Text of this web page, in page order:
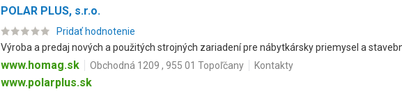
POLAR PLUS, s.r.o.
Pridať hodnotenie
Výroba a predaj nových a použitých strojných zariadení pre nábytkársky priemysel a
www.homag.sk Obchodná 1209 , 955 01 Topoľčany Kontakty
www.polarplus.sk